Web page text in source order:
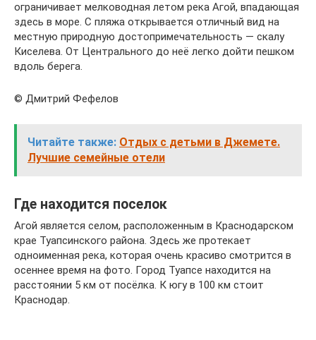
ограничивает мелководная летом река Агой, впадающая
здесь в море. С пляжа открывается отличный вид на
местную природную достопримечательность — скалу
Киселева. От Центрального до неё легко дойти пешком
вдоль берега.
© Дмитрий Фефелов
Читайте также: Отдых с детьми в Джемете.
Лучшие семейные отели
Где находится поселок
Агой является селом, расположенным в Краснодарском
крае Туапсинского района. Здесь же протекает
одноименная река, которая очень красиво смотрится в
осеннее время на фото. Город Туапсе находится на
расстоянии 5 км от посёлка. К югу в 100 км стоит
Краснодар.